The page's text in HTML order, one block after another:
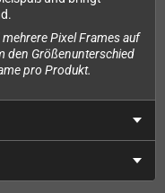
Pixel Frames auf
den Größenunterschied
pro Produkt.